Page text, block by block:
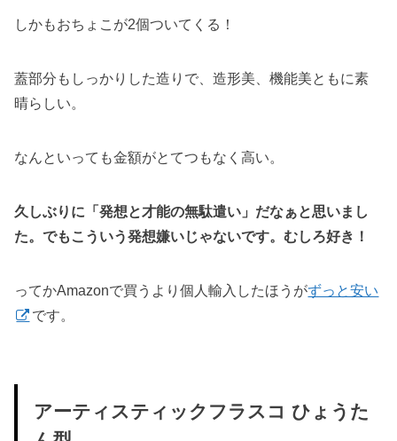
しかもおちょこが2個ついてくる！
蓋部分もしっかりした造りで、造形美、機能美ともに素
晴らしい。
なんといっても金額がとてつもなく高い。
久しぶりに「発想と才能の無駄遣い」だなぁと思いまし
た。でもこういう発想嫌いじゃないです。むしろ好き！
ってかAmazonで買うより個人輸入したほうがずっと安い
です。
アーティスティックフラスコ ひょうた